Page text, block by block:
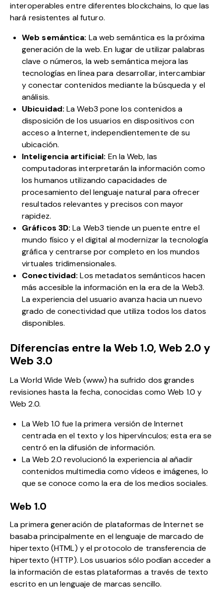
interoperables entre diferentes blockchains, lo que las
hará resistentes al futuro.
Web semántica: La web semántica es la próxima
generación de la web. En lugar de utilizar palabras
clave o números, la web semántica mejora las
tecnologías en línea para desarrollar, intercambiar
y conectar contenidos mediante la búsqueda y el
análisis.
Ubicuidad: La Web3 pone los contenidos a
disposición de los usuarios en dispositivos con
acceso a Internet, independientemente de su
ubicación.
Inteligencia artificial: En la Web, las
computadoras interpretarán la información como
los humanos utilizando capacidades de
procesamiento del lenguaje natural para ofrecer
resultados relevantes y precisos con mayor
rapidez.
Gráficos 3D: La Web3 tiende un puente entre el
mundo físico y el digital al modernizar la tecnología
gráfica y centrarse por completo en los mundos
virtuales tridimensionales.
Conectividad: Los metadatos semánticos hacen
más accesible la información en la era de la Web3.
La experiencia del usuario avanza hacia un nuevo
grado de conectividad que utiliza todos los datos
disponibles.
Diferencias entre la Web 1.0, Web 2.0 y
Web 3.0
La World Wide Web (www) ha sufrido dos grandes
revisiones hasta la fecha, conocidas como Web 1.0 y
Web 2.0.
La Web 1.0 fue la primera versión de Internet
centrada en el texto y los hipervínculos; esta era se
centró en la difusión de información.
La Web 2.0 revolucionó la experiencia al añadir
contenidos multimedia como vídeos e imágenes, lo
que se conoce como la era de los medios sociales.
Web 1.0
La primera generación de plataformas de Internet se
basaba principalmente en el lenguaje de marcado de
hipertexto (HTML) y el protocolo de transferencia de
hipertexto (HTTP). Los usuarios sólo podían acceder a
la información de estas plataformas a través de texto
escrito en un lenguaje de marcas sencillo.